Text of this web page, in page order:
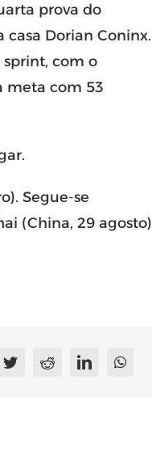
prova do
Dorian Coninx.
com o
meta com 53
Segue-se
(China, 29 agosto)